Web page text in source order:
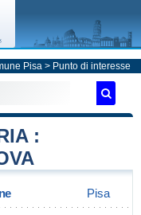
Pisa> Punto di interesse
:
Pisa